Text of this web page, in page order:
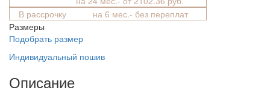
В рассрочку
на 6 мес.- без переплат
Размеры
Подобрать размер
Индивидуальный пошив
Описание